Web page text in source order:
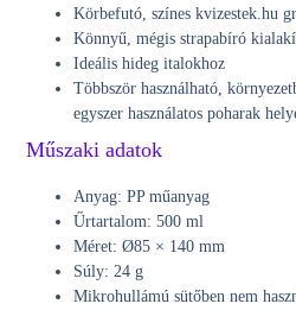
Körbefutó, színeskvizestek.hu
Könnyű, mégis strapabíró
Ideális hideg italokhoz
Többször használható,
egyszer használatos poharak
Műszaki adatok
Anyag: PP műanyag
Űrtartalom: 500 ml
Méret:Ø85 × 140 mm
Súly:24 g
Mikrohullámú sütőben nem